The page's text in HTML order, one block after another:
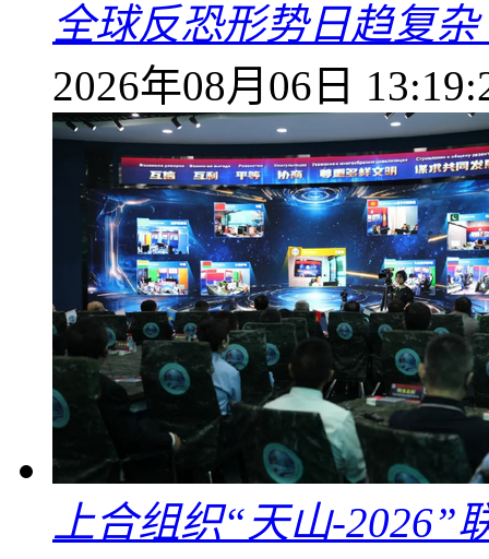
全球反恐形势日趋复
2026年08月06日
上合组织“天山-2026”